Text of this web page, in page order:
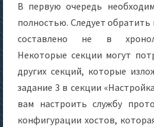
В первую очередь
полностью. Следует обратить
составлено не в
Некоторые секции могут
других секций, которые
задание 3 в секции
вам настроить службу
конфигурации хостов,